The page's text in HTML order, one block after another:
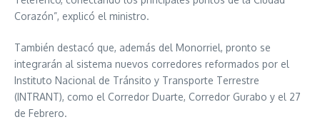
Corazón”, explicó el ministro.
También destacó que, además del Monorriel, pronto se
integrarán al sistema nuevos corredores reformados por el
Instituto Nacional de Tránsito y Transporte Terrestre
(INTRANT), como el Corredor Duarte, Corredor Gurabo y el 27
de Febrero.